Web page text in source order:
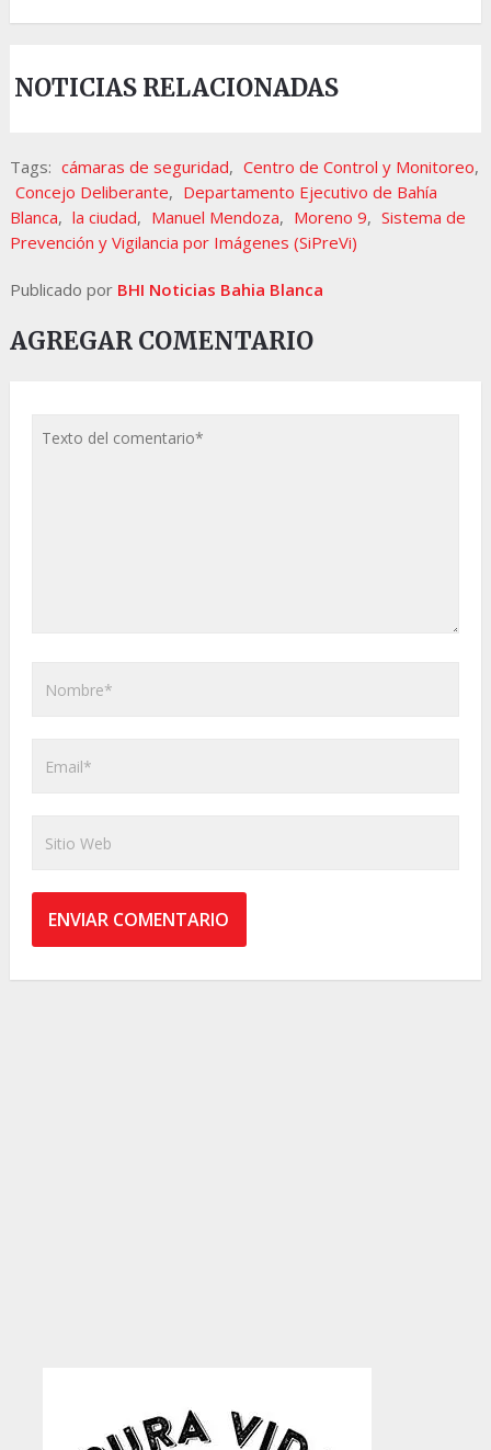
NOTICIAS RELACIONADAS
Tags: cámaras de seguridad, Centro de Control y Monitoreo,
Concejo Deliberante, Departamento Ejecutivo de Bahía
Blanca, la ciudad, Manuel Mendoza, Moreno 9, Sistema de
Prevención y Vigilancia por Imágenes (SiPreVi)
Publicado por BHI Noticias Bahia Blanca
AGREGAR COMENTARIO